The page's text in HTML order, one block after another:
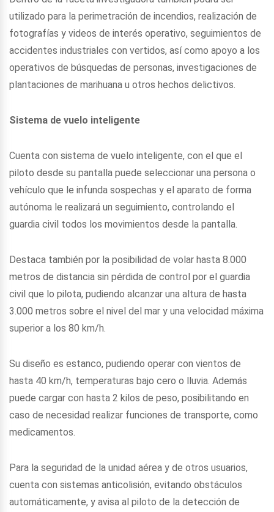
utilizado para la perimetración de incendios, realización de
fotografías y videos de interés operativo, seguimientos de
accidentes industriales con vertidos, así como apoyo a los
operativos de búsquedas de personas, investigaciones de
plantaciones de marihuana u otros hechos delictivos.
Sistema de vuelo inteligente
Cuenta con sistema de vuelo inteligente, con el que el
piloto desde su pantalla puede seleccionar una persona o
vehículo que le infunda sospechas y el aparato de forma
autónoma le realizará un seguimiento, controlando el
guardia civil todos los movimientos desde la pantalla.
Destaca también por la posibilidad de volar hasta 8.000
metros de distancia sin pérdida de control por el guardia
civil que lo pilota, pudiendo alcanzar una altura de hasta
3.000 metros sobre el nivel del mar y una velocidad máxima
superior a los 80 km/h.
Su diseño es estanco, pudiendo operar con vientos de
hasta 40 km/h, temperaturas bajo cero o lluvia. Además
puede cargar con hasta 2 kilos de peso, posibilitando en
caso de necesidad realizar funciones de transporte, como
medicamentos.
Para la seguridad de la unidad aérea y de otros usuarios,
cuenta con sistemas anticolisión, evitando obstáculos
automáticamente, y avisa al piloto de la detección de